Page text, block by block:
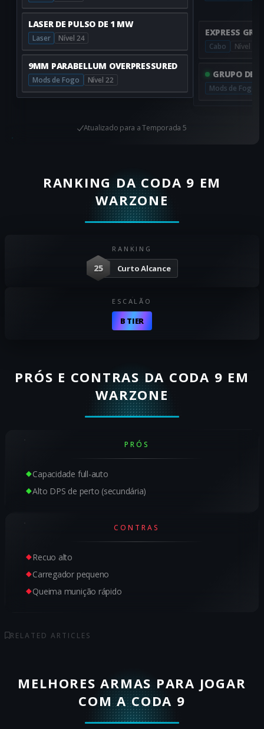
LASER DE PULSO DE 1 MW
Laser Nível 24
9MM PARABELLUM OVERPRESSURED
Mods de Fogo Nível 22
EXPRESS GRIP
Cabo Nível 8
GRUPO DE
Mods de Fogo
Atualizado para a Temporada 5
RANKING DA CODA 9 EM
WARZONE
RANKING
25 Curto Alcance
ESCALÃO
B TIER
PRÓS E CONTRAS DA CODA 9 EM
WARZONE
PRÓS
Capacidade full-auto
Alto DPS de perto (secundária)
CONTRAS
Recuo alto
Carregador pequeno
Queima munição rápido
RELATED ARTICLES
MELHORES ARMAS PARA JOGAR
COM A CODA 9